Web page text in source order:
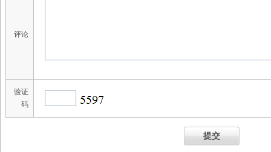
评论
验证
码
提交